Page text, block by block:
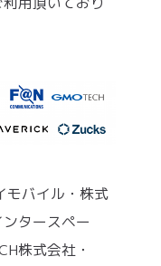
モバイル・株式
タースペー
株式会社・